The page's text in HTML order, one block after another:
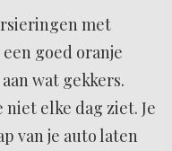
met
goed oranje
wat gekkers.
elke dag ziet. Je
van je auto laten